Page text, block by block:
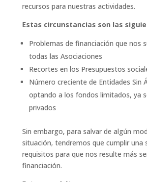
recursos para nuestras actividades.
Estas circunstancias son las
Problemas de financiación que nos
todas las Asociaciones
Recortes en los Presupuestos
Número creciente de Entidades Sin
optando a los fondos limitados, ya
privados
Sin embargo, para salvar de algún
situación, tendremos que cumplir una
requisitos para que nos resulte más
financiación.